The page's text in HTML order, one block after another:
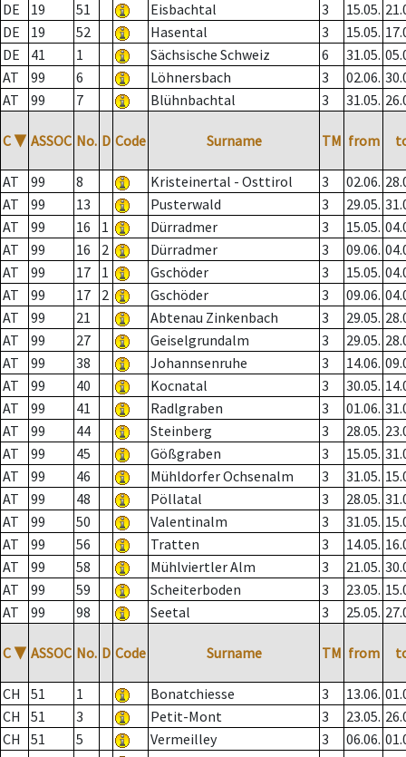
DE
19 51 Eisbachtal 3 15.05.
DE
19 52 Hasental 3 15.05.
DE
41 1 Sächsische Schweiz 6 31.05.
AT
99 6 Löhnersbach 3 02.06.
AT
99 7 Blühnbachtal 3 31.05.
C ▼ ASSOC No. D Code Surname TM from
AT 99 8 Kristeinertal - Osttirol 3 02.06.
AT
99 13 Pusterwald 3 29.05.
AT
99 16 1 Dürradmer 3 15.05.
AT
99 16 2 Dürradmer 3 09.06.
AT
99 17 1 Gschöder 3 15.05.
AT
99 17 2 Gschöder 3 09.06.
AT
99 21 Abtenau Zinkenbach 3 29.05.
AT
99 27 Geiselgrundalm 3 29.05.
AT
99 38 Johannsenruhe 3 14.06.
AT
99 40 Kocnatal 3 30.05.
AT
99 41 Radlgraben 3 01.06.
AT
99 44 Steinberg 3 28.05.
AT
99 45 Gößgraben 3 15.05.
AT
99 46 Mühldorfer Ochsenalm 3 31.05.
AT
99 48 Pöllatal 3 28.05.
AT
99 50 Valentinalm 3 31.05.
AT
99 56 Tratten 3 14.05.
AT
99 58 Mühlviertler Alm 3 21.05.
AT
99 59 Scheiterboden 3 23.05.
AT
99 98 Seetal 3 25.05.
C ▼ ASSOC No. D Code Surname TM from
CH 51 1 Bonatchiesse 3 13.06.
CH
51 3 Petit-Mont 3 23.05.
CH
51 5 Vermeilley 3 06.06.